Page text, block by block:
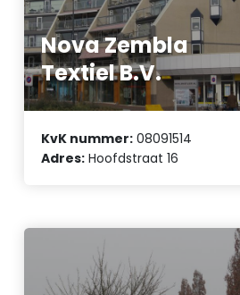
Nova Zembla
Textiel B.V.
KvK nummer: 08091514
Adres: Hoofdstraat 16